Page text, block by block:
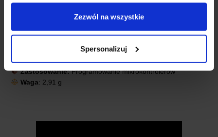
Zezwól na wszystkie
Spersonalizuj
Złącze wyjściowe:6-pin ISP
Oznaczenia pinów:Tak, czytelne opisy wyprowadzeń
Zastosowanie:Programowanie mikrokontrolerów
Waga: 2,91 g